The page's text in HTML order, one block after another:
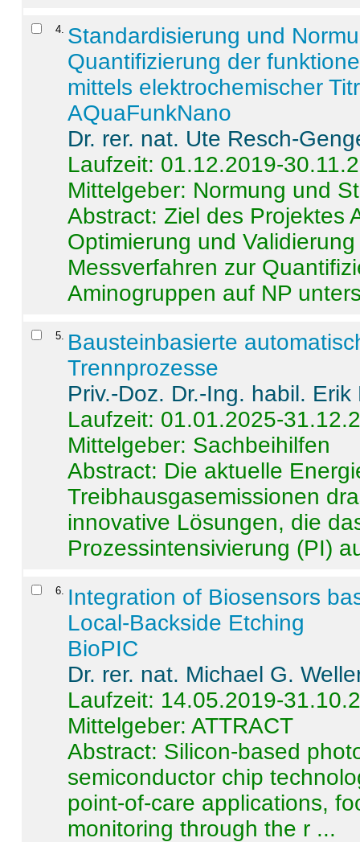
4 Standardisierung und
Quantifizierung der
mittels elektrochemischer
AQuaFunkNano
Dr. rer. nat. Ute Resch-
Laufzeit: 01.12.2019-
Mittelgeber: Normung und
Abstract:Ziel des Projektes
Optimierung und
Messverfahren zur
Aminogruppen auf NP
5
Bausteinbasierte
Trennprozesse
Priv.-Doz. Dr.-Ing. habil. Erik
Laufzeit: 01.01.2025-
Mittelgeber: Sachbeihilfen
Abstract: Die aktuelle
Treibhausgasemissionen
innovative Lösungen, die
Prozessintensivierung (PI)
6
Integration of Biosensors
Local-Backside Etching
BioPIC
Dr. rer. nat. Michael G.
Laufzeit: 14.05.2019-
Mittelgeber: ATTRACT
Abstract: Silicon-based
semiconductor chip
point-of-care applications,
monitoring through the r ...